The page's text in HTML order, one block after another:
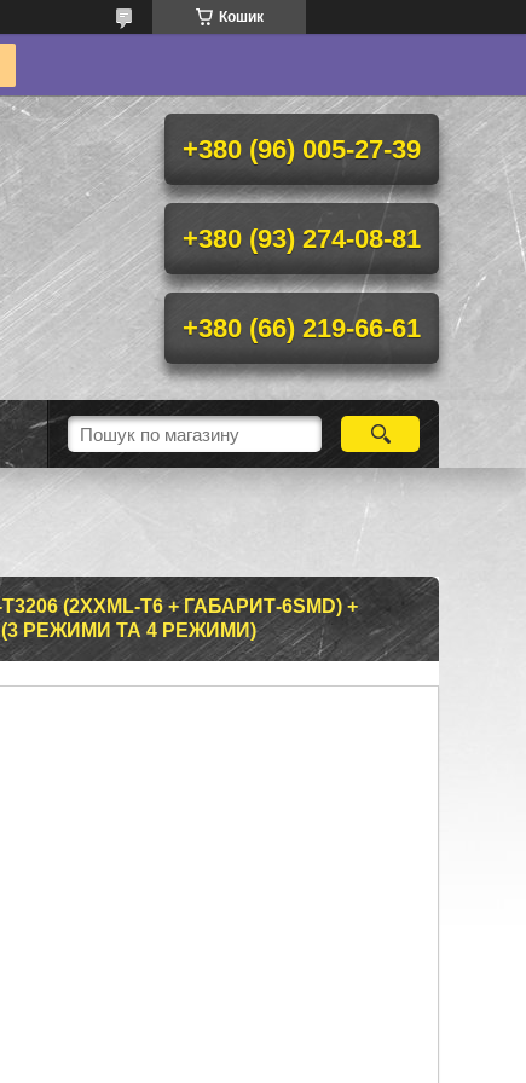
Кошик
+380 (96) 005-27-39
+380 (93) 274-08-81
+380 (66) 219-66-61
(2XXML-T6 + ГАБАРИТ-6SMD) +
(3 РЕЖИМИ ТА 4 РЕЖИМИ)